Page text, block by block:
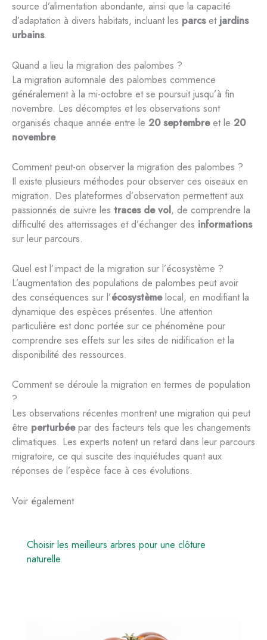
source d’alimentation abondante, ainsi que la capacité
d’adaptation à divers habitats, incluant les parcset jardins
urbains.
Quand a lieu la migration des palombes ?
La migration automnale des palombes commence
généralement à la mi-octobre et se poursuit jusqu’à fin
novembre. Les décomptes et les observations sont
organisés chaque année entre le 20 septembreet le 20
novembre.
Comment peut-on observer la migration des palombes ?
Il existe plusieurs méthodes pour observer ces oiseaux en
migration. Des plateformes d’observation permettent aux
passionnés de suivre les traces de vol, de comprendre la
difficulté des atterrissages et d’échanger des informations
sur leur parcours.
Quel est l’impact de la migration sur l’écosystème ?
L’augmentation des populations de palombes peut avoir
des conséquences sur l’écosystèmelocal, en modifiant la
dynamique des espèces présentes. Une attention
particulière est donc portée sur ce phénomène pour
comprendre ses effets sur les sites de nidification et la
disponibilité des ressources.
Comment se déroule la migration en termes de population
?
Les observations récentes montrent une migration qui peut
être perturbéepar des facteurs tels que les changements
climatiques. Les experts notent un retard dans leur parcours
migratoire, ce qui suscite des inquiétudes quant aux
réponses de l’espèce face à ces évolutions.
Voir également
Choisir les meilleurs arbres pour une clôture
naturelle